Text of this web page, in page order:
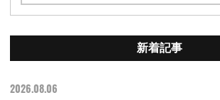
新着記事
2026.08.06